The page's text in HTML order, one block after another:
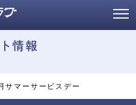
情報
サマーサービスデー